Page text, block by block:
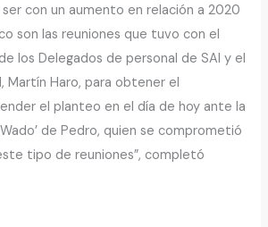
con un aumento en relación a 2020
son las reuniones que tuvo con el
los Delegados de personal de SAI y el
Martín Haro, para obtener el
el planteo en el día de hoy ante la
de Pedro, quien se comprometió
tipo de reuniones”, completó